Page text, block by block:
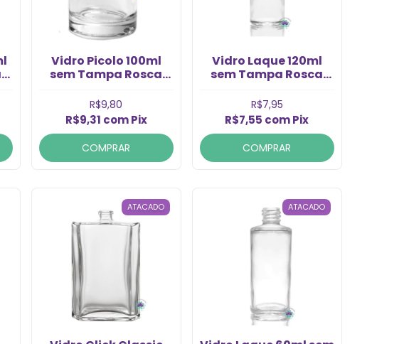
Vidro Picolo 100ml
sem Tampa Rosca
R$9,80
R$9,31 com Pix
COMPRAR
Vidro Laque 120ml
sem Tampa Rosca
R$7,95
R$7,55 comPix
COMPRAR
ATACADO ATACADO